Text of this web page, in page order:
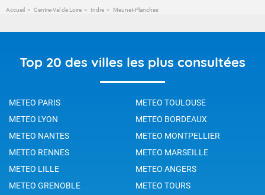
Accueil Centre-Val de Loire Indre Meunet-Planches
Top 20 des villes les plus consultées
METEO PARIS
METEO TOULOUSE
METEO LYON
METEO BORDEAUX
METEO NANTES
METEO MONTPELLIER
METEO RENNES
METEO MARSEILLE
METEO LILLE
METEO ANGERS
METEO GRENOBLE
METEO TOURS